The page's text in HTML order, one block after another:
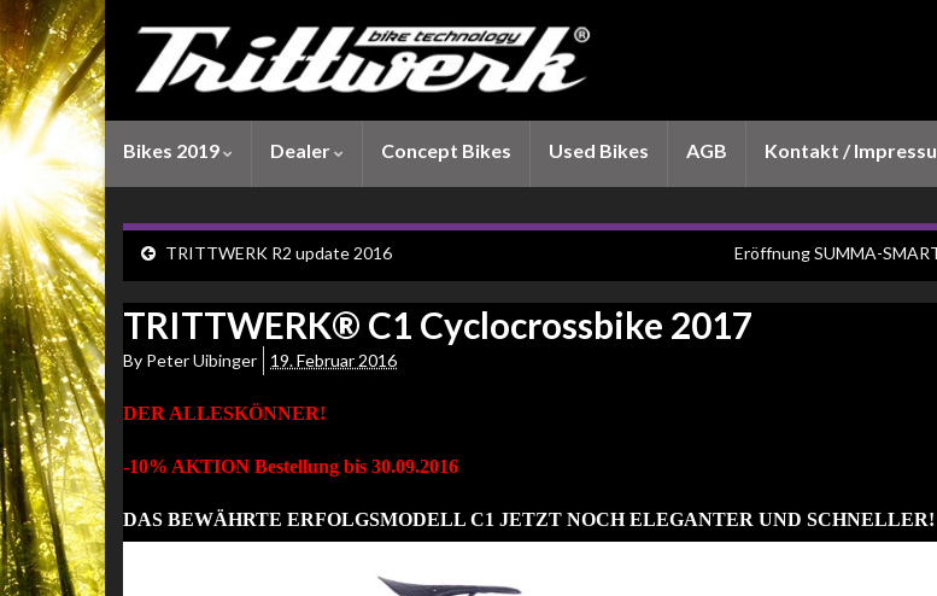
Bikes 2019 Dealer Concept Bikes Used Bikes AGB Kontakt /
TRITTWERK R2 update 2016 Eröffnung SUMMA-
TRITTWERK® C1 Cyclocrossbike 2017
By Peter Uibinger 19. Februar 2016
DER ALLESKÖNNER!
-10% AKTION Bestellung bis 30.09.2016
DAS BEWÄHRTE ERFOLGSMODELL C1 JETZT NOCH ELEGANTER UND SCHNELLER!